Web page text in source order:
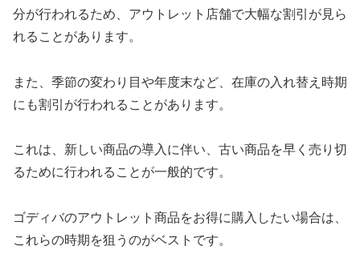
分が行われるため、アウトレット店舗で大幅な割引が見ら
れることがあります。
また、季節の変わり目や年度末など、在庫の入れ替え時期
にも割引が行われることがあります。
これは、新しい商品の導入に伴い、古い商品を早く売り切
るために行われることが一般的です。
ゴディバのアウトレット商品をお得に購入したい場合は、
これらの時期を狙うのがベストです。